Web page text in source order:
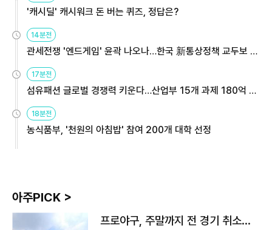
'캐시딜' 캐시워크 돈 버는 퀴즈, 정답은?
14분전
관세전쟁 '엔드게임' 윤곽 나오나…한국 新통상정책 교두보 활
용해야
17분전
섬유패션 글로벌 경쟁력 키운다…산업부 15개 과제 180억 지
원
18분전
농식품부, '천원의 아침밥' 참여 200개 대학 선정
아주PICK >
프로야구, 주말까지 전 경기 취소…